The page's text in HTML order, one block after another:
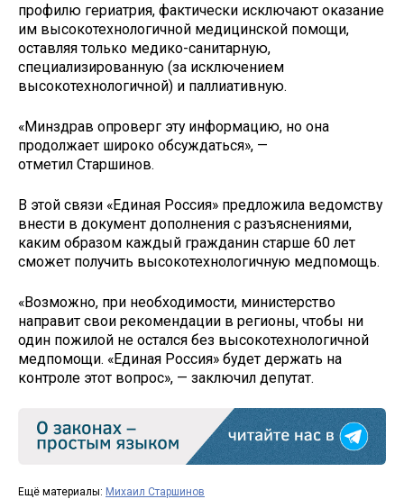
профилю гериатрия, фактически исключают оказание
им высокотехнологичной медицинской помощи,
оставляя только медико-санитарную,
специализированную (за исключением
высокотехнологичной) и паллиативную.
«Минздрав опроверг эту информацию, но она
продолжает широко обсуждаться», —
отметил Старшинов.
В этой связи «Единая Россия» предложила ведомству
внести в документ дополнения с разъяснениями,
каким образом каждый гражданин старше 60 лет
сможет получить высокотехнологичную медпомощь.
«Возможно, при необходимости, министерство
направит свои рекомендации в регионы, чтобы ни
один пожилой не остался без высокотехнологичной
медпомощи. «Единая Россия» будет держать на
контроле этот вопрос», — заключил депутат.
Ещё материалы: Михаил Старшинов